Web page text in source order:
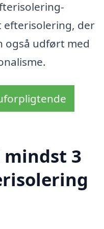
efterisolering, der
også udført med
3